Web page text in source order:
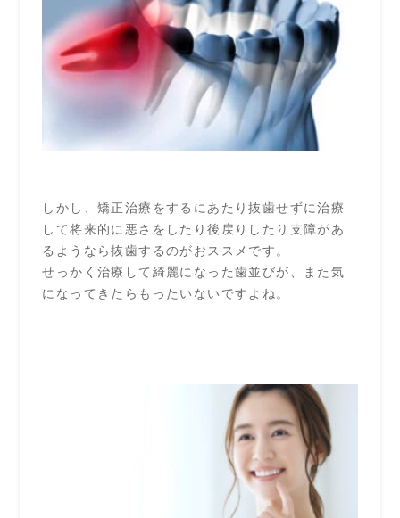
しかし、矯正治療をするにあたり抜歯せずに治療
して将来的に悪さをしたり後戻りしたり支障があ
るようなら抜歯するのがおススメです。
せっかく治療して綺麗になった歯並びが、また気
になってきたらもったいないですよね。